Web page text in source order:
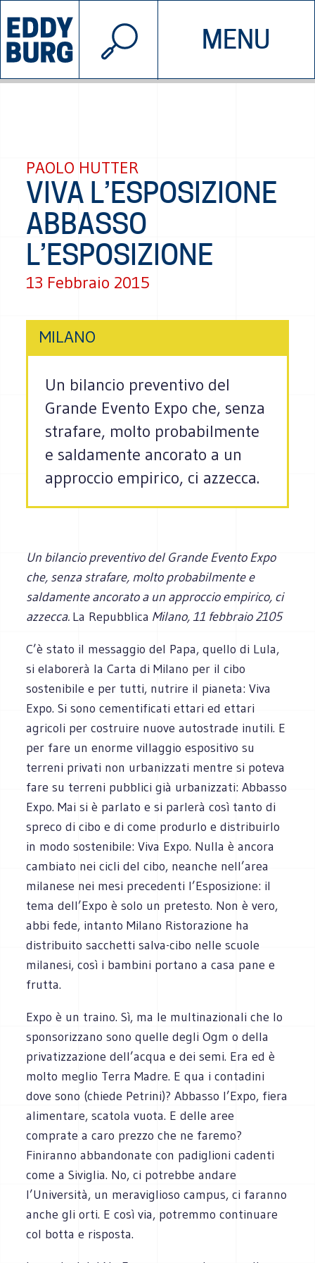
MENU
INIZIATIVE CHI SIAMO
© 2026 EDDYBURG
PAOLO HUTTER
VIVA L’ESPOSIZIONE
ABBASSO
L’ESPOSIZIONE
13 Febbraio 2015
MILANO
Un bilancio preventivo del
Grande Evento Expo che, senza
strafare, molto probabilmente
e saldamente ancorato a un
approccio empirico, ci azzecca.
Un bilancio preventivo del Grande Evento Expo
che, senza strafare, molto probabilmente e
saldamente ancorato a un approccio empirico, ci
azzecca. La Repubblica Milano, 11 febbraio 2105
C’è stato il messaggio del Papa, quello di Lula,
si elaborerà la Carta di Milano per il cibo
sostenibile e per tutti, nutrire il pianeta: Viva
Expo. Si sono cementificati ettari ed ettari
agricoli per costruire nuove autostrade inutili. E
per fare un enorme villaggio espositivo su
terreni privati non urbanizzati mentre si poteva
fare su terreni pubblici già urbanizzati: Abbasso
Expo. Mai si è parlato e si parlerà così tanto di
spreco di cibo e di come produrlo e distribuirlo
in modo sostenibile: Viva Expo. Nulla è ancora
cambiato nei cicli del cibo, neanche nell’area
milanese nei mesi precedenti l’Esposizione: il
tema dell’Expo è solo un pretesto. Non è vero,
abbi fede, intanto Milano Ristorazione ha
distribuito sacchetti salva-cibo nelle scuole
milanesi, così i bambini portano a casa pane e
frutta.
Expo è un traino. Sì, ma le multinazionali che lo
sponsorizzano sono quelle degli Ogm o della
privatizzazione dell’acqua e dei semi. Era ed è
molto meglio Terra Madre. E qua i contadini
dove sono (chiede Petrini)? Abbasso l’Expo, fiera
alimentare, scatola vuota. E delle aree
comprate a caro prezzo che ne faremo?
Finiranno abbandonate con padiglioni cadenti
come a Siviglia. No, ci potrebbe andare
l’Università, un meraviglioso campus, ci faranno
anche gli orti. E così via, potremmo continuare
col botta e risposta.